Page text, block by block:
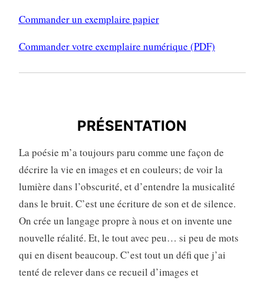
Commander un exemplaire papier
Commander votre exemplaire numérique (PDF)
PRÉSENTATION
La poésie m’a toujours paru comme une façon de
décrire la vie en images et en couleurs; de voir la
lumière dans l’obscurité, et d’entendre la musicalité
dans le bruit. C’est une écriture de son et de silence.
On crée un langage propre à nous et on invente une
nouvelle réalité. Et, le tout avec peu… si peu de mots
qui en disent beaucoup. C’est tout un défi que j’ai
tenté de relever dans ce recueil d’images et